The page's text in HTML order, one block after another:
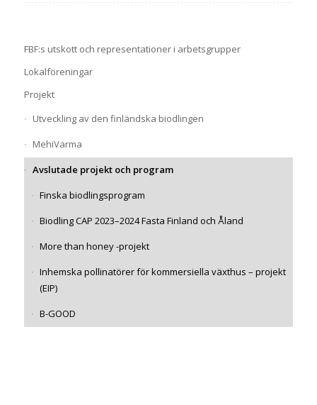
FBF:s utskott och representationer i arbetsgrupper
Lokalföreningar
Projekt
Utveckling av den finländska biodlingen
MehiVarma
Avslutade projekt och program
Finska biodlingsprogram
Biodling CAP 2023–2024 Fasta Finland och Åland
More than honey -projekt
Inhemska pollinatörer för kommersiella växthus – projekt
(EIP)
B-GOOD